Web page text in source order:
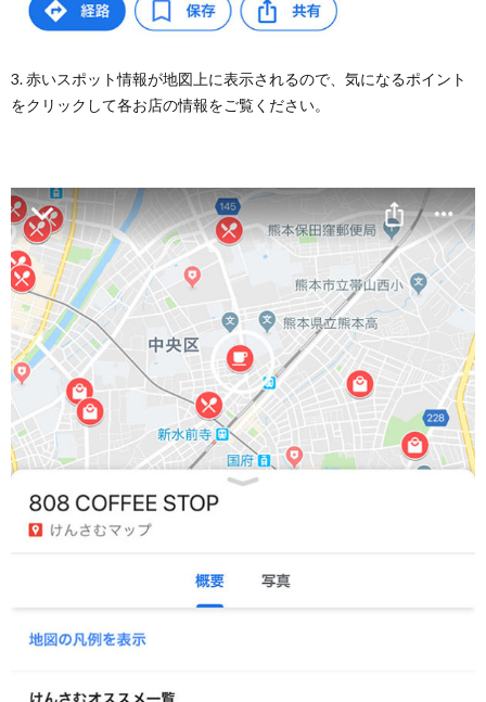
3. 赤いスポット情報が地図上に表示されるので、気になるポイント
をクリックして各お店の情報をご覧ください。